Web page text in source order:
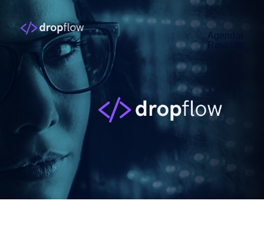
Agendar
Reunião